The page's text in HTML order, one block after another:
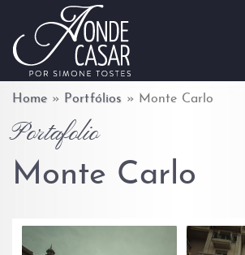
Skip to content
Home » Portfólios » Monte Carlo
Portafolio
Monte Carlo